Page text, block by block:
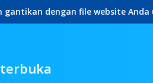
gantikan dengan file website